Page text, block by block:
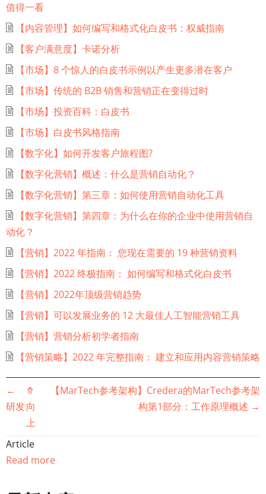
值得一看
【内容管理】如何编写和格式化白皮书：权威指南
【客户满意度】卡诺分析
【市场】8 个惊人的白皮书示例以产生更多潜在客户
【市场】传统的 B2B 销售和营销正在变得过时
【市场】投资百科：白皮书
【市场】白皮书风格指南
【数字化】如何开发客户旅程图?
【数字化营销】概述：什么是营销自动化？
【数字化营销】第三章：如何使用营销自动化工具
【数字化营销】第四章：为什么在你的企业中使用营销自
动化？
【营销】2022 年指南： 您现在需要的 19 种营销资料
【营销】2022 终极指南： 如何编写和格式化白皮书
【营销】2022年顶级营销趋势
【营销】可以发展业务的 12 大最佳人工智能营销工具
【营销】营销分析初学者指南
【营销策略】2022 年完整指南： 建立和应用内容营销策略
书
遍
←
研发
⤊
向
上
【MarTech参考架构】Credera的MarTech参考架
构第1部分：工作原理概述 →
Article
Read more